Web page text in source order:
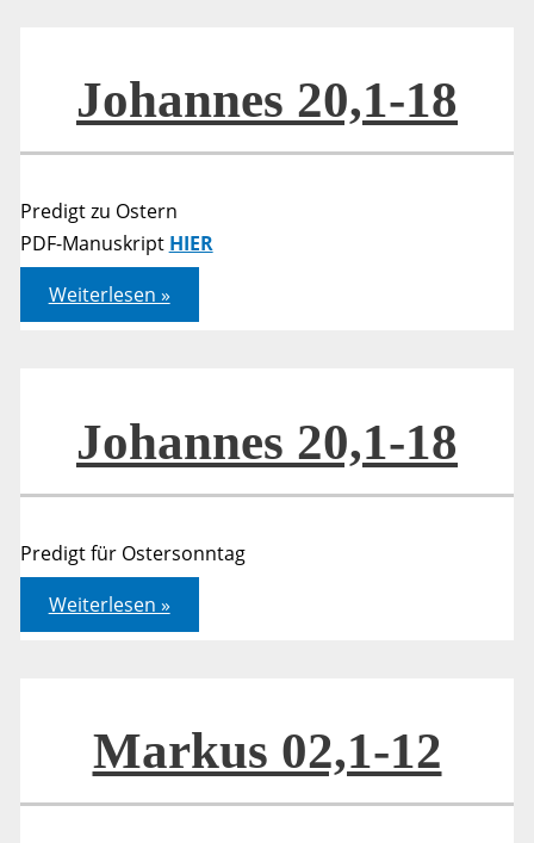
Johannes 20,1-18
Predigt zu Ostern
PDF-Manuskript HIER
Johannes
20,1-
18
Weiterlesen »
Johannes 20,1-18
Predigt für Ostersonntag
Johannes
20,1-
18
Weiterlesen »
Markus 02,1-12